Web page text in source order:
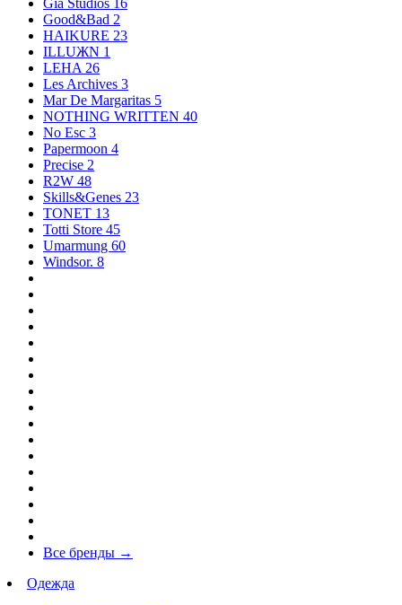
Gia Studios 16
Good&Bad 2
HAIKURE 23
ILLUЖN 1
LEHA 26
Les Archives 3
Mar De Margaritas 5
NOTHING WRITTEN 40
No Esc 3
Papermoon 4
Precise 2
R2W 48
Skills&Genes 23
TONET 13
Totti Store 45
Umarmung 60
Windsor. 8
Все бренды →
Одежда